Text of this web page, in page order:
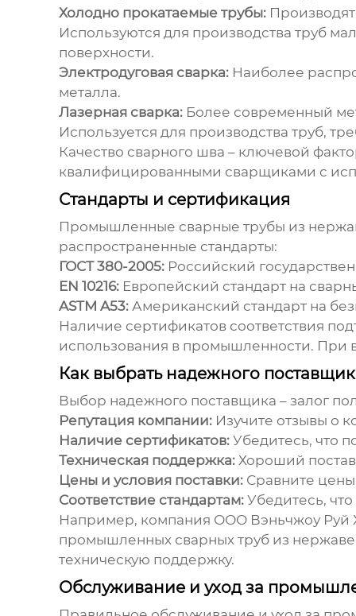
Холодно прокатаемые трубы:
Используются для производства труб
поверхности.
Электродуговая сварка:Наиболее
металла.
Лазерная сварка:Более современный
Используется для производства труб,
Качество сварного шва – ключевой
квалифицированными сварщиками с
Стандарты и сертификация
Промышленные сварные трубы из
распространенные стандарты:
ГОСТ 380-2005:Российский
EN 10216:Европейский стандарт на
ASTM A53:Американский стандарт на
Наличие сертификатов соответствия
использования в промышленности. При
Как выбрать надежного
Выбор надежного поставщика – залог
Репутация компании:Изучите отзывы о
Наличие сертификатов:Убедитесь, что
Техническая поддержка:Хороший
Цены и условия поставки:Сравните цены
Соответствие стандартам:Убедитесь,
Например, компания ООО Вэньчжоу Руй
промышленных сварных труб из
техническую поддержку.
Обслуживание и уход за